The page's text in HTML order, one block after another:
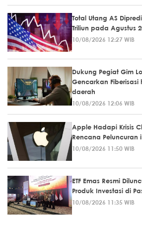
Total Utang AS
Triliun pada Agustus
10/08/2026 12:27 WIB
Dukung Pegiat Gim
Gencarkan
daerah
10/08/2026 12:06 WIB
Apple Hadapi Krisis
Rencana Peluncuran
10/08/2026 11:50 WIB
ETF Emas Resmi
Produk Investasi di
10/08/2026 11:35 WIB